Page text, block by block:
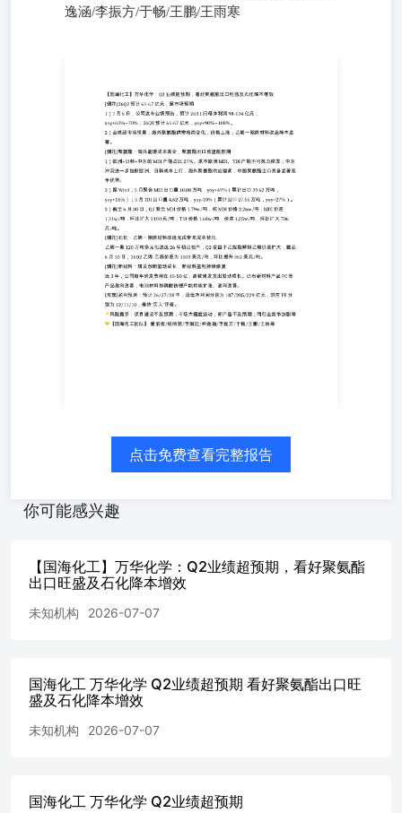
逸涵/李振方/于畅/王鹏/王雨寒
点击免费查看完整报告
你可能感兴趣
【国海化工】万华化学：Q2业绩超预期，看好聚氨酯
出口旺盛及石化降本增效
未知机构 2026-07-07
国海化工 万华化学 Q2业绩超预期 看好聚氨酯出口旺
盛及石化降本增效
未知机构 2026-07-07
国海化工 万华化学 Q2业绩超预期